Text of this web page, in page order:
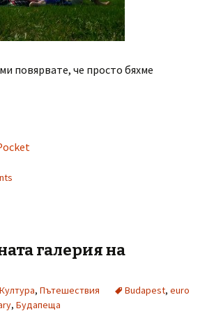
повярвате, че просто бяхме
галерия на
Култура, Пътешествия Budapest, euro
, Будапеща